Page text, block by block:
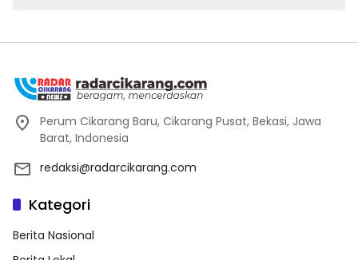
Perum Cikarang Baru, Cikarang Pusat, Bekasi, Jawa
Barat, Indonesia
redaksi@radarcikarang.com
Kategori
Berita Nasional